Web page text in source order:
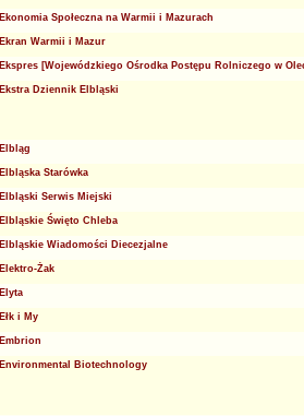
Ekonomia Społeczna na Warmii i Mazurach
Ekran Warmii i Mazur
Ekspres [Wojewódzkiego Ośrodka Postępu Rolniczego w
Ekstra Dziennik Elbląski
Elbląg
Elbląska Starówka
Elbląski Serwis Miejski
Elbląskie Święto Chleba
Elbląskie Wiadomości Diecezjalne
Elektro-Żak
Elyta
Ełk i My
Embrion
Environmental Biotechnology